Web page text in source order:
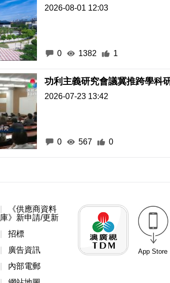
2026-08-01 12:03
0 1382 1
功利主義研究會議冀推跨學科
2026-07-23 13:42
0 567 0
《供應商資料
庫》新申請/更新
招標
廣告資訊
內部電郵
App Store